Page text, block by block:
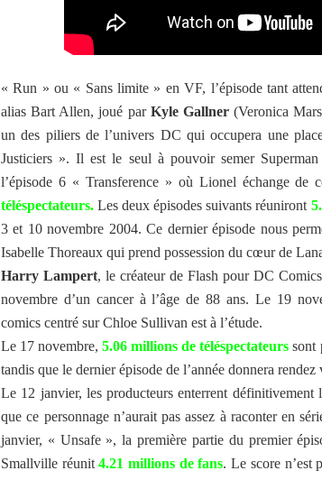
« Run » ou « Sans limite » en VF, l’épisode tant
alias Bart Allen, joué par Kyle Gallner(Veronica
un des piliers de l’univers DC qui occupera une
Justiciers ». Il est le seul à pouvoir semer
l’épisode 6 « Transference » où Lionel échange de
téléspectateurs. Les deux épisodes suivants réuniront
3 et 10 novembre 2004. Ce dernier épisode nous
Isabelle Thoreaux qui prend possession du cœur de
Harry Lampert, le créateur de Flash pour DC
novembre d’un cancer à l’âge de 88 ans. Le 19
comics centré sur Chloe Sullivan est à l’étude.
Le 17 novembre,5.06 millions de téléspectateurs sont
tandis que le dernier épisode de l’année donnera rendez
Le 12 janvier, les producteurs enterrent
que ce personnage n’aurait pas assez à raconter en
janvier, « Unsafe », la première partie du premier
Smallville réunit4.21 millions de fans. Le score n’est